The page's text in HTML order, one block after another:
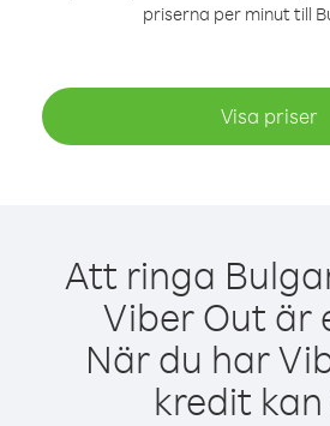
priserna per minut till
Visa priser
Att ringa
Viber Out är
När du har
kredit kan